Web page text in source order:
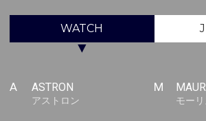
WATCH
▼
A ASTRON
アストロン
M
モー